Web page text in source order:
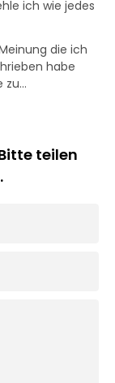
ich wie jedes
die ich
habe
zu…
teilen